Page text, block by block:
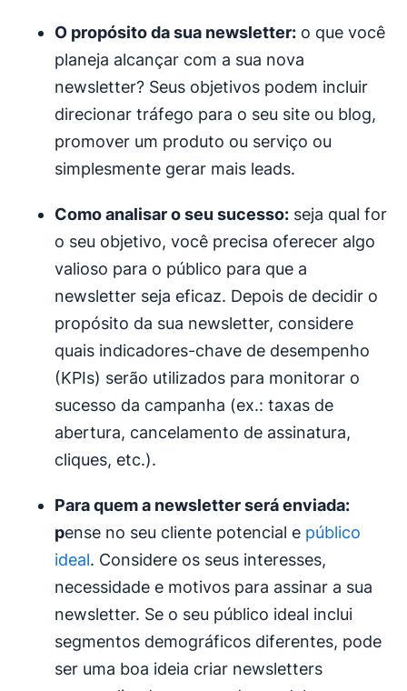
O propósito da sua newsletter: o que você
planeja alcançar com a sua nova
newsletter? Seus objetivos podem incluir
direcionar tráfego para o seu site ou blog,
promover um produto ou serviço ou
simplesmente gerar mais leads.
Como analisar o seu sucesso: seja qual for
o seu objetivo, você precisa oferecer algo
valioso para o público para que a
newsletter seja eficaz. Depois de decidir o
propósito da sua newsletter, considere
quais indicadores-chave de desempenho
(KPIs) serão utilizados para monitorar o
sucesso da campanha (ex.: taxas de
abertura, cancelamento de assinatura,
cliques, etc.).
Para quem a newsletter será enviada:
pense no seu cliente potencial e público
ideal. Considere os seus interesses,
necessidade e motivos para assinar a sua
newsletter. Se o seu público ideal inclui
segmentos demográficos diferentes, pode
ser uma boa ideia criar newsletters